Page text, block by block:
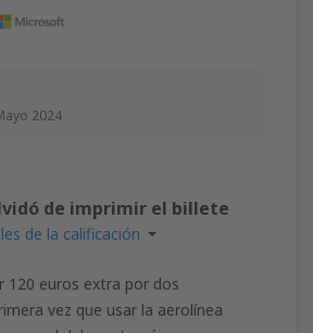
2024
de imprimir el billete
de la calificación
120 euros extra por dos
vez que usar la aerolínea